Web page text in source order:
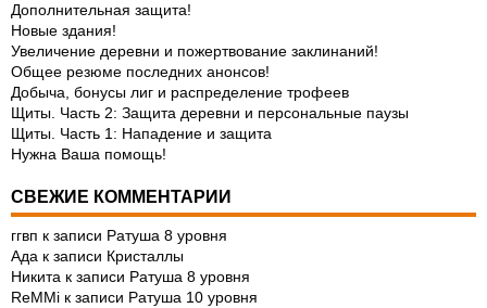
Дополнительная защита!
Новые здания!
Увеличение деревни и пожертвование заклинаний!
Общее резюме последних анонсов!
Добыча, бонусы лиг и распределение трофеев
Щиты. Часть 2: Защита деревни и персональные паузы
Щиты. Часть 1: Нападение и защита
Нужна Ваша помощь!
СВЕЖИЕ КОММЕНТАРИИ
ггвп к записи Ратуша 8 уровня
Ада к записи Кристаллы
Никита к записи Ратуша 8 уровня
ReMMi к записи Ратуша 10 уровня